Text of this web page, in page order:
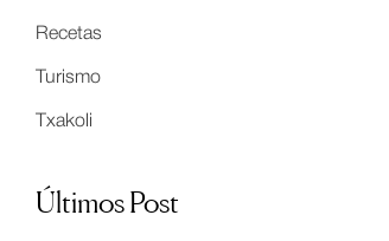
Recetas
Turismo
Txakoli
Últimos Post